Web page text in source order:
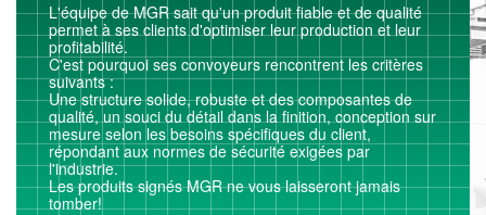
L'équipe de MGR sait qu'un produit fiable et de qualité
permet à ses clients d'optimiser leur production et leur
profitabilité.
C'est pourquoi ses convoyeurs rencontrent les critères
suivants :
Une structure solide, robuste et des composantes de
qualité, un souci du détail dans la finition, conception sur
mesure selon les besoins spécifiques du client,
répondant aux normes de sécurité exigées par
l'industrie.
Les produits signés MGR ne vous laisseront jamais
tomber!